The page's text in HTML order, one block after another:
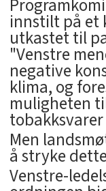
innstilt på et
utkastet til
"Venstre
negative
klima, og
muligheten
Men
å stryke
Venstre-